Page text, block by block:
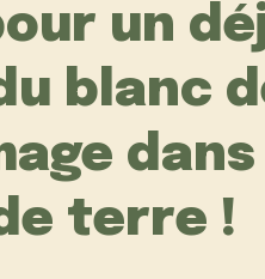
un
blanc
terre !